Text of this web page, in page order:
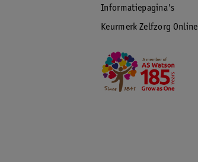
Informatiepagina's
Keurmerk Zelfzorg Online